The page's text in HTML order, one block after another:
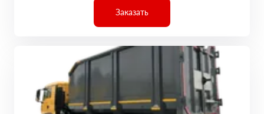
Заказать